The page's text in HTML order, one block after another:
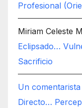
Profesional
Miriam Celeste
Eclipsado…
Sacrificio
Un
Directo…